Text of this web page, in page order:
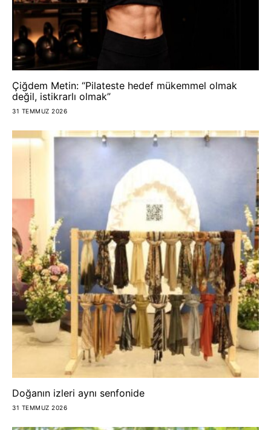
Çiğdem Metin: “Pilateste hedef mükemmel olmak
değil, istikrarlı olmak”
31 TEMMUZ 2026
Doğanın izleri aynı senfonide
31 TEMMUZ 2026